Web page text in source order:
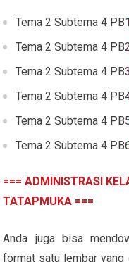
Tema 2 Subtema 4 PB1
Tema 2 Subtema 4
Tema 2 Subtema 4 PB3
Tema 2 Subtema 4
Tema 2 Subtema 4
Tema 2 Subtema 4
=== ADMINISTRASI
TATAPMUKA ===
Anda juga bisa
format satu lembar yang